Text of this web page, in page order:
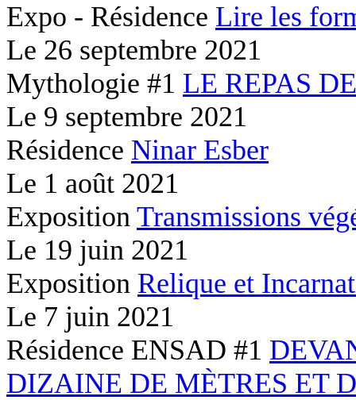
Expo - Résidence Lire les
Le 26 septembre 2021
Mythologie #1 LE REPAS
Le 9 septembre 2021
Résidence Ninar Esber
Le 1 août 2021
Exposition Transmissions
Le 19 juin 2021
Exposition Relique et
Le 7 juin 2021
Résidence ENSAD #1
DIZAINE DE MÈTRES ET